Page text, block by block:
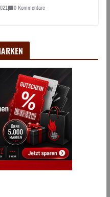
0 Kommentare